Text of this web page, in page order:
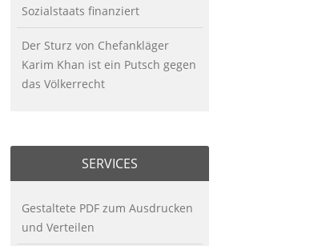
Sozialstaats finanziert
Der Sturz von Chefankläger
Karim Khan ist ein Putsch gegen
das Völkerrecht
SERVICES
Gestaltete PDF zum Ausdrucken
und Verteilen